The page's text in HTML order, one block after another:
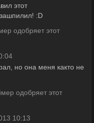
этот
:D
одобряет этот
но она меня както не
одобряет этот
10:13